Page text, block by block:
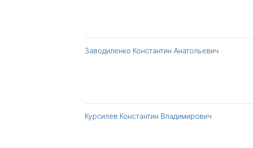
Заводиленко Константин Анатольевич
Курсилев Константин Владимирович